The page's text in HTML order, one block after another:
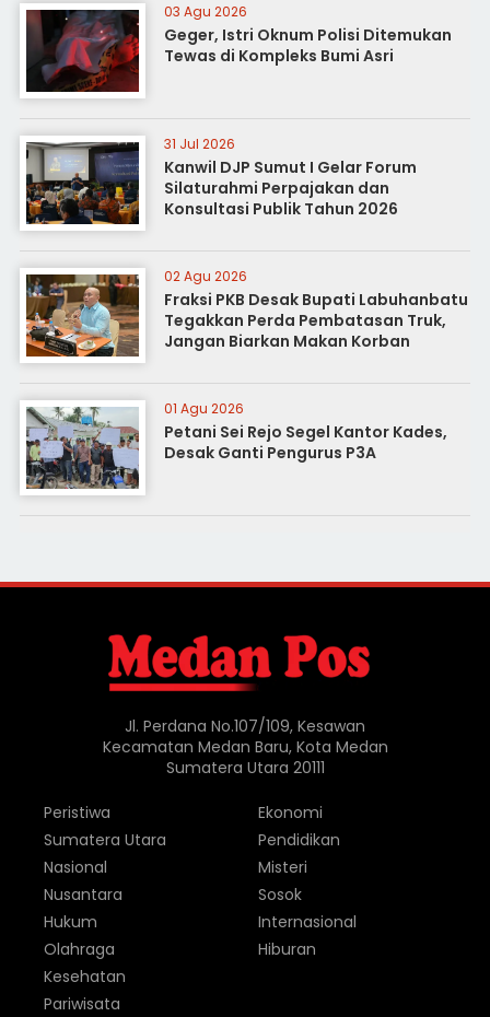
03 Agu 2026
Geger, Istri Oknum Polisi Ditemukan
Tewas di Kompleks Bumi Asri
31 Jul 2026
Kanwil DJP Sumut I Gelar Forum
Silaturahmi Perpajakan dan
Konsultasi Publik Tahun 2026
02 Agu 2026
Fraksi PKB Desak Bupati Labuhanbatu
Tegakkan Perda Pembatasan Truk,
Jangan Biarkan Makan Korban
01 Agu 2026
Petani Sei Rejo Segel Kantor Kades,
Desak Ganti Pengurus P3A
Jl. Perdana No.107/109, Kesawan
Kecamatan Medan Baru, Kota Medan
Sumatera Utara 20111
Peristiwa
Sumatera Utara
Nasional
Nusantara
Hukum
Olahraga
Ekonomi
Pendidikan
Misteri
Sosok
Internasional
Hiburan
Kesehatan
Pariwisata